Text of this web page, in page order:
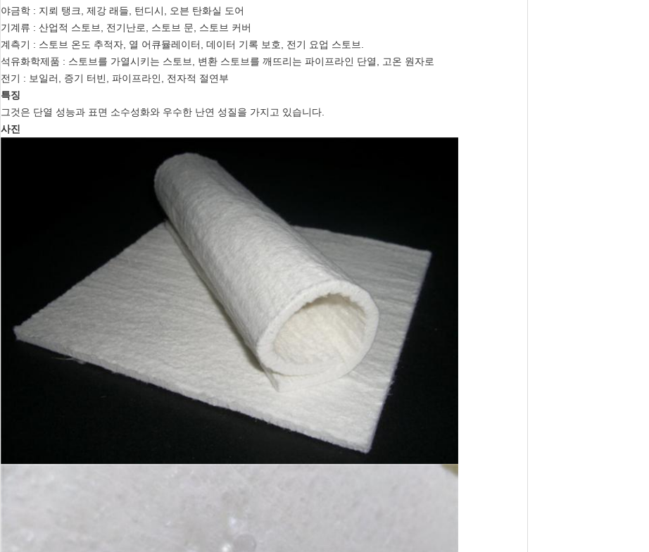
야금학 : 지뢰 탱크, 제강 래들, 턴디시, 오븐 탄화실 도어
기계류 : 산업적 스토브, 전기난로, 스토브 문, 스토브 커버
계측기 : 스토브 온도 추적자, 열 어큐뮬레이터, 데이터 기록 보호, 전기 요업 스토브.
석유화학제품 : 스토브를 가열시키는 스토브, 변환 스토브를 깨뜨리는 파이프라인 단열, 고온 원자로
전기 : 보일러, 증기 터빈, 파이프라인, 전자적 절연부
특징
그것은 단열 성능과 표면 소수성화와 우수한 난연 성질을 가지고 있습니다.
사진